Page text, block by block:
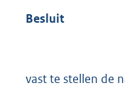
Besluit
vast te stellen de